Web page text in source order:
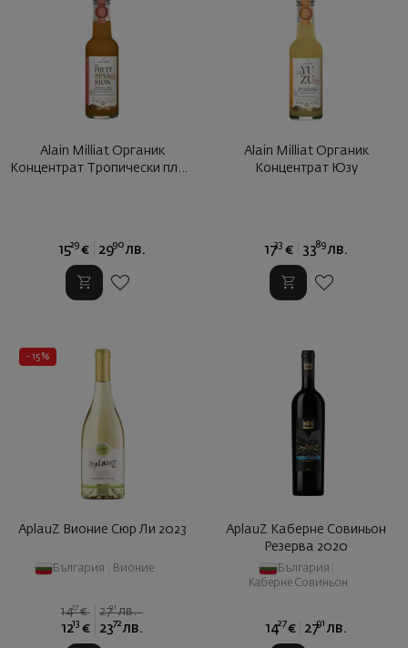
Alain Milliat Органик
Концентрат Тропически плод
1529 € 2990 лв.
Alain Milliat Органик
Концентрат Юзу
1733 € 3389 лв.
- 15%
AplauZ Вионие Сюр Ли 2023
България Вионие
1427 € 2791 лв.
1213 € 2372 лв.
AplauZ Каберне Совиньон
Резерва 2020
България
Каберне Совиньон
1427 € 2791 лв.